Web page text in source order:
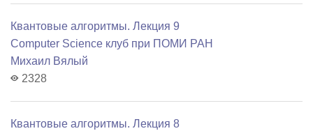
Квантовые алгоритмы. Лекция 9
Computer Science клуб при ПОМИ РАН
Михаил Вялый
2328
Квантовые алгоритмы. Лекция 8